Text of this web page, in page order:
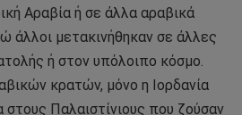
Αραβία ή σε άλλα αραβικά
άλλοι μετακινήθηκαν σε άλλες
ή στον υπόλοιπο κόσμο.
κρατών, μόνο η Ιορδανία
Παλαιστίνιους που ζούσαν